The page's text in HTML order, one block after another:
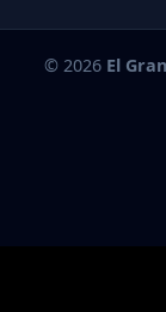
© 2026 El